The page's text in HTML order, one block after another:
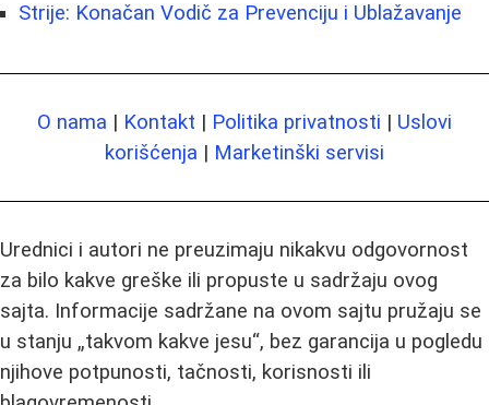
Strije: Konačan Vodič za Prevenciju i Ublažavanje
O nama | Kontakt | Politika privatnosti | Uslovi
korišćenja | Marketinški servisi
Urednici i autori ne preuzimaju nikakvu odgovornost
za bilo kakve greške ili propuste u sadržaju ovog
sajta. Informacije sadržane na ovom sajtu pružaju se
u stanju „takvom kakve jesu“, bez garancija u pogledu
njihove potpunosti, tačnosti, korisnosti ili